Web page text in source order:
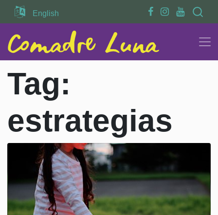
English
Search
Tag:
estrategias